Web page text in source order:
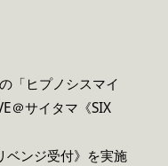
「ヒプノシスマイ
＠サイタマ《SIX
ベンジ受付》を実施